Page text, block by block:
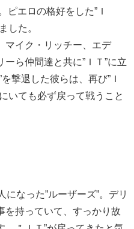
ピエロの格好をした”Ｉ
した。
マイク・リッチー、エデ
ら仲間達と共に”ＩＴ”に立
撃退した彼らは、再び”Ｉ
いても必ず戻って戦うこと
なった”ルーザーズ”。デリ
を持っていて、すっかり故